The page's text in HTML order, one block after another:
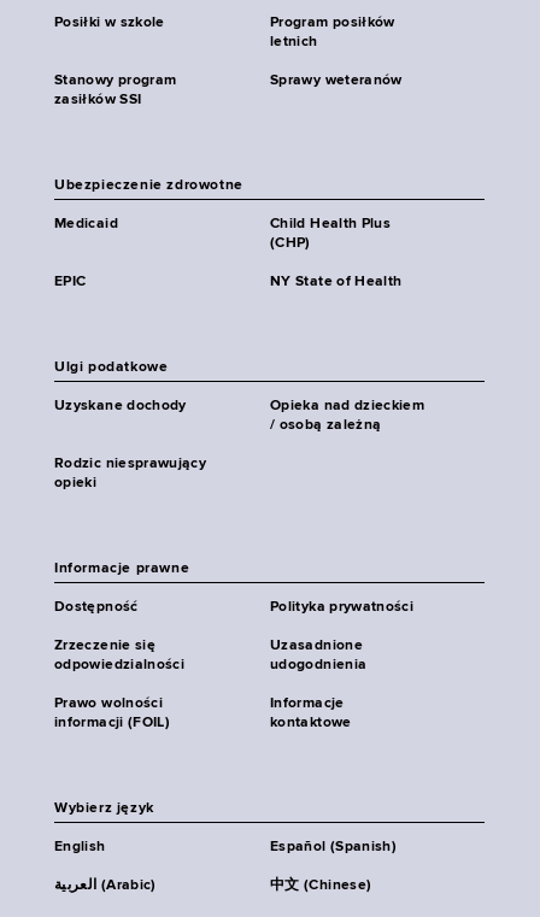
Posiłki w szkole
Program posiłków
letnich
Stanowy program
zasiłków SSI
Sprawy weteranów
Ubezpieczenie zdrowotne
Medicaid
Child Health Plus
(CHP)
EPIC NY State of Health
Ulgi podatkowe
Uzyskane dochody
Opieka nad dzieckiem
/ osobą zależną
Rodzic niesprawujący
opieki
Informacje prawne
Dostępność Polityka prywatności
Zrzeczenie się
odpowiedzialności
Uzasadnione
udogodnienia
Prawo wolności
informacji (FOIL)
Informacje
kontaktowe
Wybierz język
English Español (Spanish)
العربية (Arabic) 中文 (Chinese)